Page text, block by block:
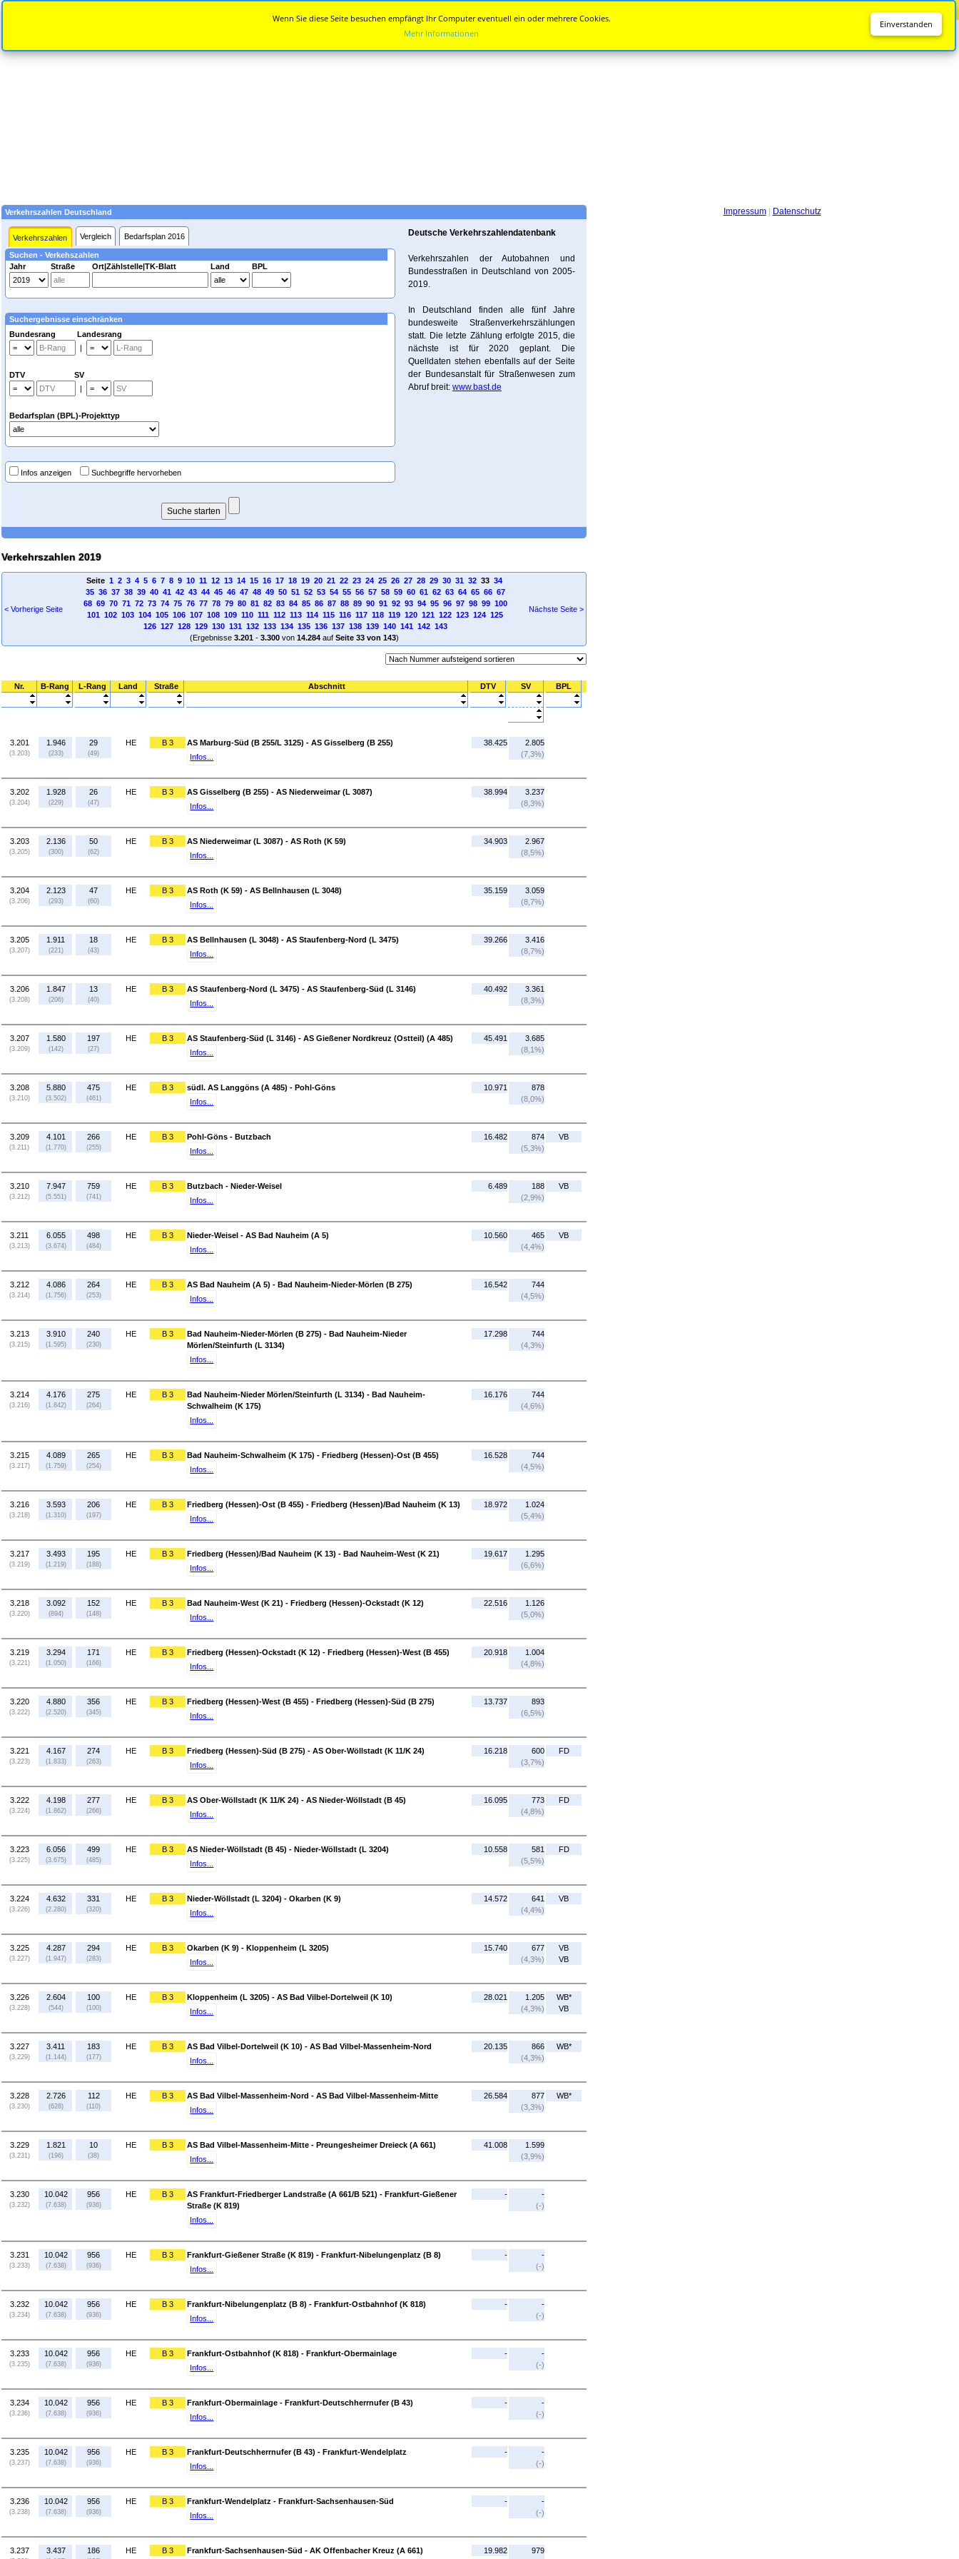
Verkehrszahlen Deutschland
Verkehrszahlen Vergleich Bedarfsplan 2016
Suchen - Verkehszahlen
Jahr
Straße Ort|Zählstelle|TK-Blatt Land BPL
Suchergebnisse einschränken
Bundesrang Landesrang
|
DTV SV
|
Bedarfsplan (BPL)-Projekttyp
Infos anzeigen Suchbegriffe hervorheben
Deutsche Verkehrszahlendatenbank
Verkehrszahlen der Autobahnen und
Bundesstraßen in Deutschland von 2005-
2019.
In Deutschland finden alle fünf Jahre
bundesweite Straßenverkehrszählungen
statt. Die letzte Zählung erfolgte 2015, die
nächste ist für 2020 geplant. Die
Quelldaten stehen ebenfalls auf der Seite
der Bundesanstalt für Straßenwesen zum
Abruf breit: www.bast.de
Verkehrszahlen 2019
< Vorherige Seite
Seite 1 2 3 4 5 6 7 8 9 10 11 12 13 14 15 16 17 18 19 20 21 22 23 24 25 26 27 28 29 30 31 3233 34
35 36 37 38 39 40 41 42 43 44 45 46 47 48 49 50 51 52 53 54 55 56 57 58 59 60 61 62 63 64 65 66 67
68 69 70 71 72 73 74 75 76 77 78 79 80 81 82 83 84 85 86 87 88 89 90 91 92 93 94 95 96 97 98 99 100
101 102 103 104 105 106 107 108 109 110 111 112 113 114 115 116 117 118 119 120 121 122 123 124 125
126 127 128 129 130 131 132 133 134 135 136 137 138 139 140 141 142 143
(Ergebnisse 3.201- 3.300von 14.284auf Seite 33 von 143)
Nächste Seite >
Nr. B-Rang L-Rang Land Straße Abschnitt DTV SV BPL
3.201
(3.203)
1.946
(233)
29
(49)
HE B 3
AS Marburg-Süd (B 255/L 3125) - AS Gisselberg (B 255)
Infos...
38.425
2.805
(7,3%)
3.202
(3.204)
1.928
(229)
26
(47)
HE B 3
AS Gisselberg (B 255) - AS Niederweimar (L 3087)
Infos...
38.994
3.237
(8,3%)
3.203
(3.205)
2.136
(300)
50
(62)
HE B 3
AS Niederweimar (L 3087) - AS Roth (K 59)
Infos...
34.903
2.967
(8,5%)
3.204
(3.206)
2.123
(293)
47
(60)
HE B 3
AS Roth (K 59) - AS Bellnhausen (L 3048)
Infos...
35.159
3.059
(8,7%)
3.205
(3.207)
1.911
(221)
18
(43)
HE B 3
AS Bellnhausen (L 3048) - AS Staufenberg-Nord (L 3475)
Infos...
39.266
3.416
(8,7%)
3.206
(3.208)
1.847
(206)
13
(40)
HE B 3
AS Staufenberg-Nord (L 3475) - AS Staufenberg-Süd (L 3146)
Infos...
40.492
3.361
(8,3%)
3.207
(3.209)
1.580
(142)
197
(27)
HE B 3
AS Staufenberg-Süd (L 3146) - AS Gießener Nordkreuz (Ostteil) (A 485)
Infos...
45.491
3.685
(8,1%)
3.208
(3.210)
5.880
(3.502)
475
(461)
HE B 3
südl. AS Langgöns (A 485) - Pohl-Göns
Infos...
10.971
878
(8,0%)
3.209
(3.211)
4.101
(1.770)
266
(255)
HE B 3
Pohl-Göns - Butzbach
Infos...
16.482
874
(5,3%)
VB
3.210
(3.212)
7.947
(5.551)
759
(741)
HE B 3
Butzbach - Nieder-Weisel
Infos...
6.489
188
(2,9%)
VB
3.211
(3.213)
6.055
(3.674)
498
(484)
HE B 3
Nieder-Weisel - AS Bad Nauheim (A 5)
Infos...
10.560
465
(4,4%)
VB
3.212
(3.214)
4.086
(1.756)
264
(253)
HE B 3
AS Bad Nauheim (A 5) - Bad Nauheim-Nieder-Mörlen (B 275)
Infos...
16.542
744
(4,5%)
3.213
(3.215)
3.910
(1.595)
240
(230)
HE B 3
Bad Nauheim-Nieder-Mörlen (B 275) - Bad Nauheim-Nieder
Mörlen/Steinfurth (L 3134)
Infos...
17.298
744
(4,3%)
3.214
(3.216)
4.176
(1.842)
275
(264)
HE B 3
Bad Nauheim-Nieder Mörlen/Steinfurth (L 3134) - Bad Nauheim-
Schwalheim (K 175)
Infos...
16.176
744
(4,6%)
3.215
(3.217)
4.089
(1.759)
265
(254)
HE B 3
Bad Nauheim-Schwalheim (K 175) - Friedberg (Hessen)-Ost (B 455)
Infos...
16.528
744
(4,5%)
3.216
(3.218)
3.593
(1.310)
206
(197)
HE B 3
Friedberg (Hessen)-Ost (B 455) - Friedberg (Hessen)/Bad Nauheim (K 13)
Infos...
18.972
1.024
(5,4%)
3.217
(3.219)
3.493
(1.219)
195
(188)
HE B 3
Friedberg (Hessen)/Bad Nauheim (K 13) - Bad Nauheim-West (K 21)
Infos...
19.617
1.295
(6,6%)
3.218
(3.220)
3.092
(894)
152
(148)
HE B 3
Bad Nauheim-West (K 21) - Friedberg (Hessen)-Ockstadt (K 12)
Infos...
22.516
1.126
(5,0%)
3.219
(3.221)
3.294
(1.050)
171
(166)
HE B 3
Friedberg (Hessen)-Ockstadt (K 12) - Friedberg (Hessen)-West (B 455)
Infos...
20.918
1.004
(4,8%)
3.220
(3.222)
4.880
(2.520)
356
(345)
HE B 3
Friedberg (Hessen)-West (B 455) - Friedberg (Hessen)-Süd (B 275)
Infos...
13.737
893
(6,5%)
3.221
(3.223)
4.167
(1.833)
274
(263)
HE B 3
Friedberg (Hessen)-Süd (B 275) - AS Ober-Wöllstadt (K 11/K 24)
Infos...
16.218
600
(3,7%)
FD
3.222
(3.224)
4.198
(1.862)
277
(266)
HE B 3
AS Ober-Wöllstadt (K 11/K 24) - AS Nieder-Wöllstadt (B 45)
Infos...
16.095
773
(4,8%)
FD
3.223
(3.225)
6.056
(3.675)
499
(485)
HE B 3
AS Nieder-Wöllstadt (B 45) - Nieder-Wöllstadt (L 3204)
Infos...
10.558
581
(5,5%)
FD
3.224
(3.226)
4.632
(2.280)
331
(320)
HE B 3
Nieder-Wöllstadt (L 3204) - Okarben (K 9)
Infos...
14.572
641
(4,4%)
VB
3.225
(3.227)
4.287
(1.947)
294
(283)
HE B 3
Okarben (K 9) - Kloppenheim (L 3205)
Infos...
15.740
677
(4,3%)
VB
VB
3.226
(3.228)
2.604
(544)
100
(100)
HE B 3
Kloppenheim (L 3205) - AS Bad Vilbel-Dortelweil (K 10)
Infos...
28.021
1.205
(4,3%)
WB*
VB
3.227
(3.229)
3.411
(1.144)
183
(177)
HE B 3
AS Bad Vilbel-Dortelweil (K 10) - AS Bad Vilbel-Massenheim-Nord
Infos...
20.135
866
(4,3%)
WB*
3.228
(3.230)
2.726
(628)
112
(110)
HE B 3
AS Bad Vilbel-Massenheim-Nord - AS Bad Vilbel-Massenheim-Mitte
Infos...
26.584
877
(3,3%)
WB*
3.229
(3.231)
1.821
(196)
10
(38)
HE B 3
AS Bad Vilbel-Massenheim-Mitte - Preungesheimer Dreieck (A 661)
Infos...
41.008
1.599
(3,9%)
3.230
(3.232)
10.042
(7.638)
956
(936)
HE B 3
AS Frankfurt-Friedberger Landstraße (A 661/B 521) - Frankfurt-Gießener
Straße (K 819)
Infos...
-
-
(-)
3.231
(3.233)
10.042
(7.638)
956
(936)
HE B 3
Frankfurt-Gießener Straße (K 819) - Frankfurt-Nibelungenplatz (B 8)
Infos...
-
-
(-)
3.232
(3.234)
10.042
(7.638)
956
(936)
HE B 3
Frankfurt-Nibelungenplatz (B 8) - Frankfurt-Ostbahnhof (K 818)
Infos...
-
-
(-)
3.233
(3.235)
10.042
(7.638)
956
(936)
HE B 3
Frankfurt-Ostbahnhof (K 818) - Frankfurt-Obermainlage
Infos...
-
-
(-)
3.234
(3.236)
10.042
(7.638)
956
(936)
HE B 3
Frankfurt-Obermainlage - Frankfurt-Deutschherrnufer (B 43)
Infos...
-
-
(-)
3.235
(3.237)
10.042
(7.638)
956
(936)
HE B 3
Frankfurt-Deutschherrnufer (B 43) - Frankfurt-Wendelplatz
Infos...
-
-
(-)
3.236
(3.238)
10.042
(7.638)
956
(936)
HE B 3
Frankfurt-Wendelplatz - Frankfurt-Sachsenhausen-Süd
Infos...
-
-
(-)
3.237 3.437 186 HE B 3 Frankfurt-Sachsenhausen-Süd - AK Offenbacher Kreuz (A 661) 19.982
979
Impressum| Datenschutz
Einverstanden
Wenn Sie diese Seite besuchen empfängt Ihr Computer eventuell ein oder mehrere Cookies.
Mehr Informationen